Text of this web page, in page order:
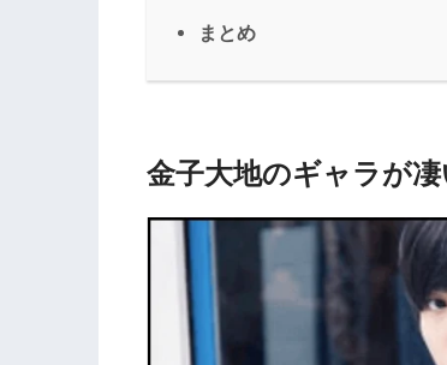
まとめ
金子大地のギャラが凄